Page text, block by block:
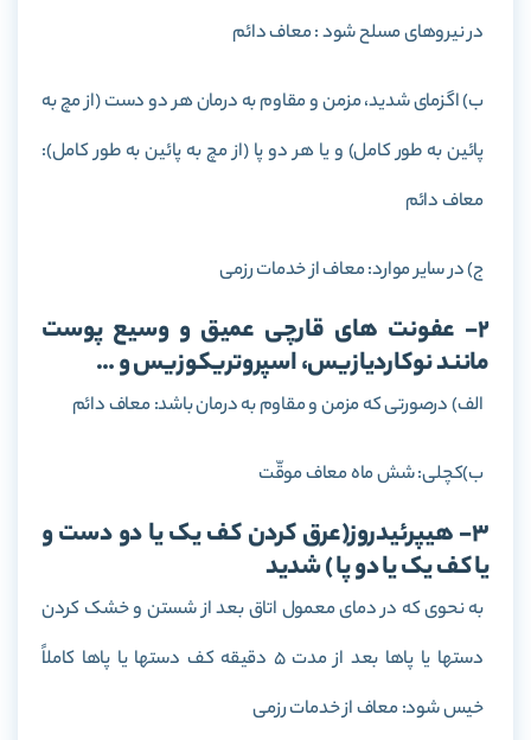
در نیروهای مسلح شود : معاف دائم
ب) اگزمای شدید، مزمن و مقاوم به درمان هر دو دست (از مچ به
پائین به طور کامل) و یا هر دو پا (از مچ به پائین به طور کامل):
معاف دائم
ج) در سایر موارد: معاف از خدمات رزمی
2- عفونت های قارچی عمیق و وسیع پوست
مانند نوکاردیازیس، اسپروتریکوزیس و …
الف) درصورتی که مزمن و مقاوم به درمان باشد: معاف دائم
ب)کچلی: شش ماه معاف موقّت
3- هیپرئیدروز(عرق کردن کف یک یا دو دست و
یا کف یک یا دو پا ) شدید
به نحوی که در دمای معمول اتاق بعد از شستن و خشک کردن
دستها یا پاها بعد از مدت 5 دقیقه کف دستها یا پاها کاملاً
خیس شود: معاف از خدمات رزمی